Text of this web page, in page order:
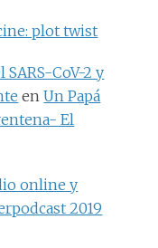
plot twist
CoV-2 y
enUn Papá
El
online y
2019